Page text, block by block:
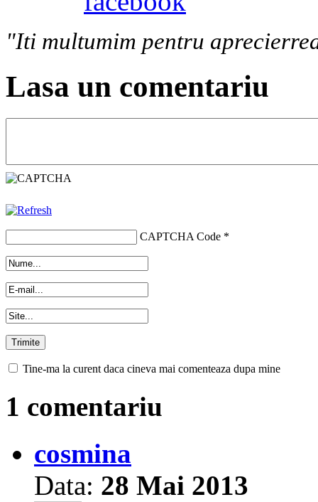
"Iti multumim pentru
Lasa un comentariu
CAPTCHA Code *
Tine-ma la curent daca cineva mai comenteaza dupa mine
1 comentariu
cosmina
Data: 28 Mai 2013